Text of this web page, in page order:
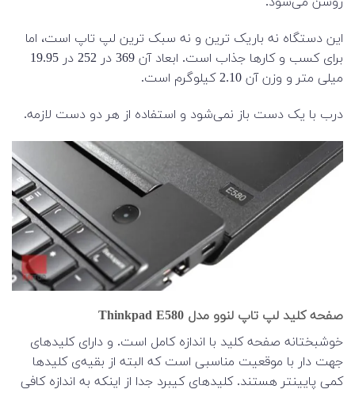
این دستگاه نه باریک ترین و نه سبک ترین لپ تاپ است، اما
برای کسب و کارها جذاب است. ابعاد آن 369 در 252 در 19.95
میلی متر و وزن آن 2.10 کیلوگرم است.
درب با یک دست باز نمی‌شود و استفاده از هر دو دست لازمه.
صفحه کلید لپ تاپ لنوو مدل Thinkpad E580
خوشبختانه صفحه کلید با اندازه کامل است. و دارای کلیدهای
جهت دار با موقعیت مناسبی است که البته از بقیه‌ی کلیدها
کمی پایینتر هستند. کلیدهای کیبرد جدا از اینکه به اندازه کافی